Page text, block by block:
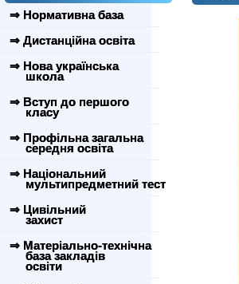
⇒ Нормативна база
⇒ Дистанційна освіта
⇒ Нова українська
школа
⇒ Вступ до першого
класу
⇒ Профільна загальна
середня освіта
⇒ Національний
мультипредметний тест
⇒ Цивільний
захист
⇒ Матеріально-технічна
база закладів
освіти